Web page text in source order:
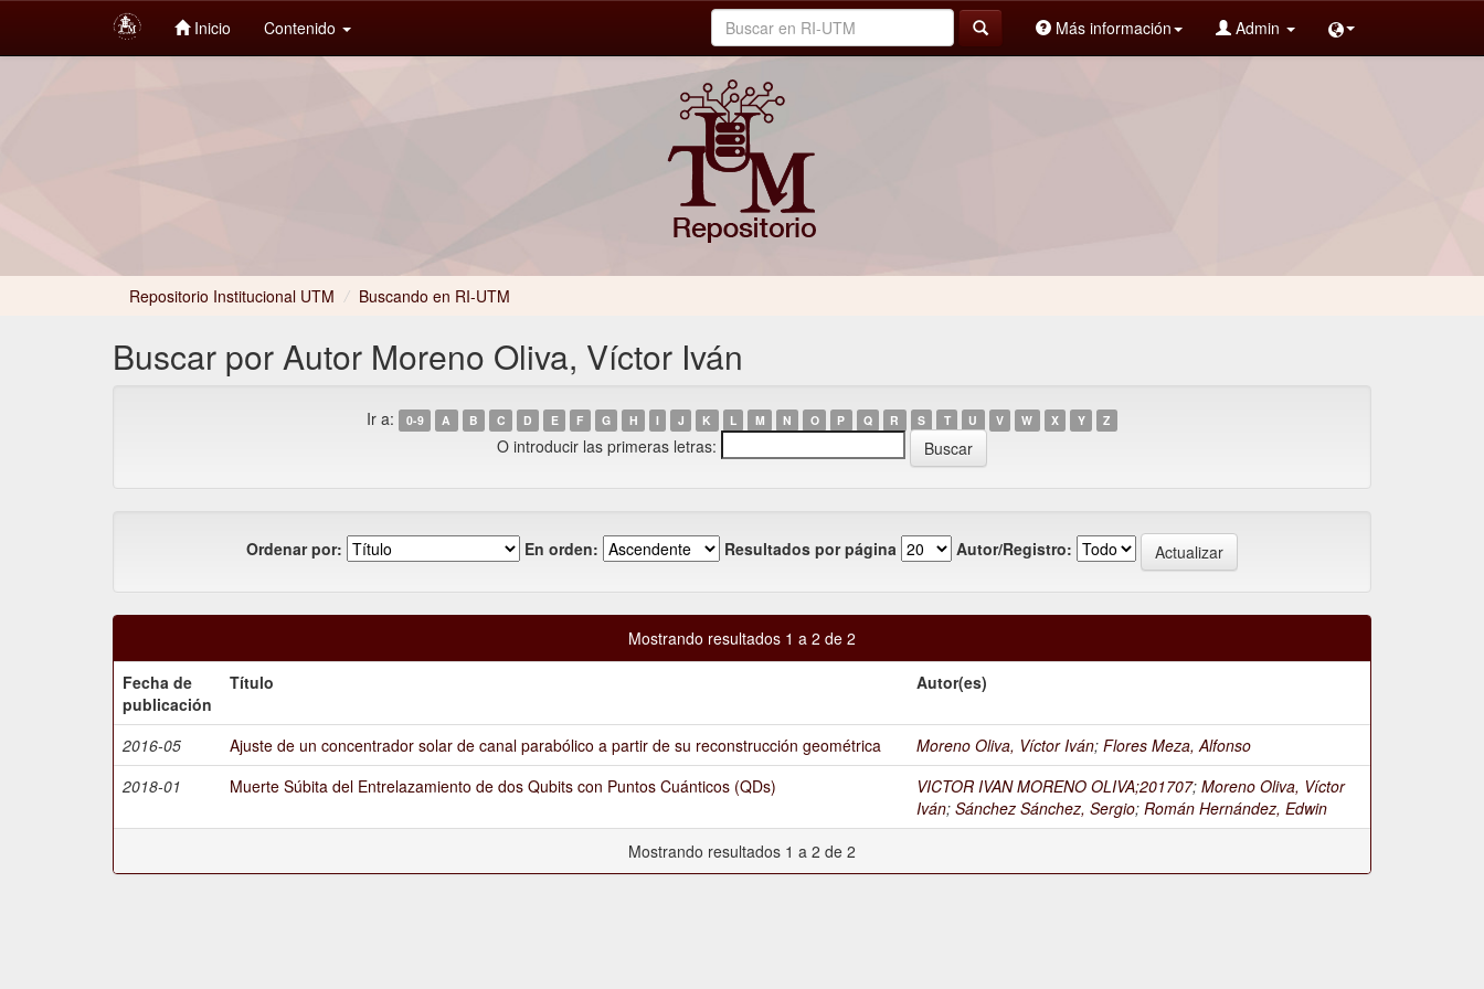
Inicio Contenido Más información Admin
Repositorio Institucional UTM / Buscando en RI-UTM
Buscar por Autor Moreno Oliva, Víctor Iván
Ir a: 0-9 A B C D E F G H I J K L M N O P Q R S T U V W X Y Z
O introducir las primeras letras:
Ordenar por: En orden: Resultados por página Autor/Registro:
Mostrando resultados 1 a 2 de 2
Fecha de
publicación
Título Autor(es)
2016-05 Ajuste de un concentrador solar de canal parabólico a partir de su reconstrucción geométrica Moreno Oliva, Víctor Iván; Flores Meza, Alfonso
2018-01
Muerte Súbita del Entrelazamiento de dos Qubits con Puntos Cuánticos (QDs) VICTOR IVAN MORENO OLIVA;201707; Moreno Oliva, Víctor
Iván; Sánchez Sánchez, Sergio; Román Hernández, Edwin
Mostrando resultados 1 a 2 de 2